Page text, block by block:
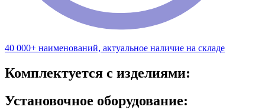
40 000+ наименований, актуальное наличие на складе
Комплектуется с изделиями:
Установочное оборудование: